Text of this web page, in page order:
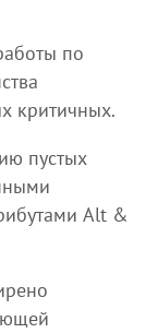
по
критичных.
пустых
Alt &